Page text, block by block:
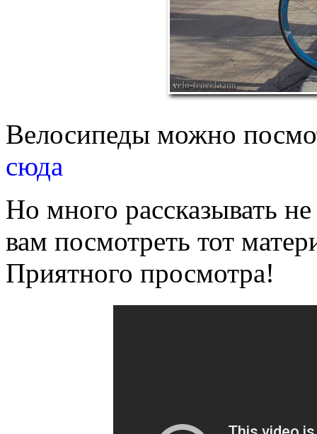
Велосипеды можно
сюда
Но много рассказывать
вам посмотреть тот
Приятного просмотра!